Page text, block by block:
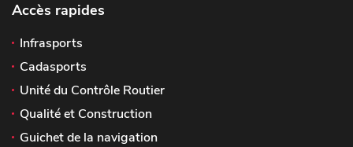
Accès rapides
Infrasports
Cadasports
Unité du Contrôle Routier
Qualité et Construction
Guichet de la navigation